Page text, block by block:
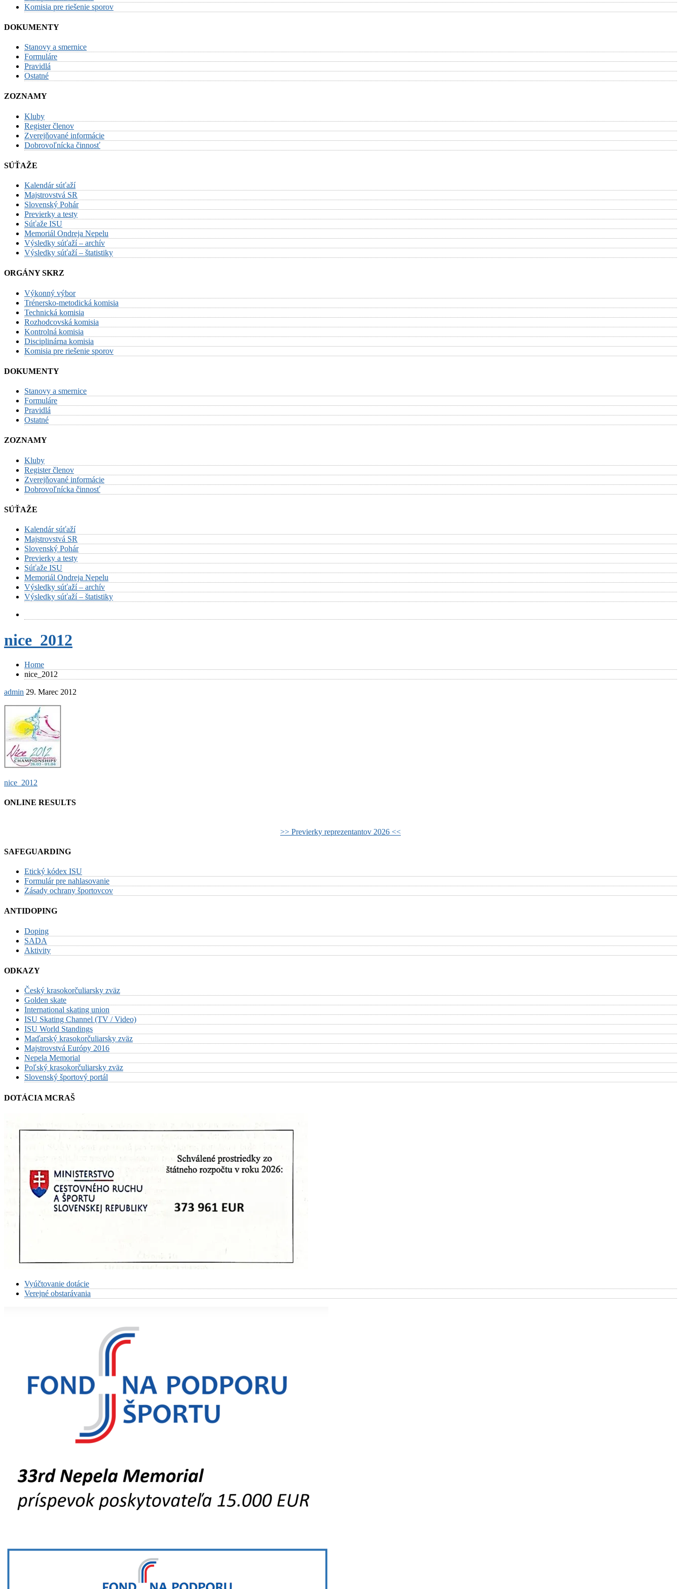
Komisia pre riešenie sporov
DOKUMENTY
Stanovy a smernice
Formuláre
Pravidlá
Ostatné
ZOZNAMY
Kluby
Register členov
Zverejňované informácie
Dobrovoľnícka činnosť
SÚŤAŽE
Kalendár súťaží
Majstrovstvá SR
Slovenský Pohár
Previerky a testy
Súťaže ISU
Memoriál Ondreja Nepelu
Výsledky súťaží – archív
Výsledky súťaží – štatistiky
ORGÁNY SKRZ
Výkonný výbor
Trénersko-metodická komisia
Technická komisia
Rozhodcovská komisia
Kontrolná komisia
Disciplinárna komisia
Komisia pre riešenie sporov
DOKUMENTY
Stanovy a smernice
Formuláre
Pravidlá
Ostatné
ZOZNAMY
Kluby
Register členov
Zverejňované informácie
Dobrovoľnícka činnosť
SÚŤAŽE
Kalendár súťaží
Majstrovstvá SR
Slovenský Pohár
Previerky a testy
Súťaže ISU
Memoriál Ondreja Nepelu
Výsledky súťaží – archív
Výsledky súťaží – štatistiky
nice_2012
Home
nice_2012
admin 29. Marec 2012
Post
navigation
nice_2012
ONLINE RESULTS
>> Previerky reprezentantov 2026 <<
SAFEGUARDING
Etický kódex ISU
Formulár pre nahlasovanie
Zásady ochrany športovcov
ANTIDOPING
Doping
SADA
Aktivity
ODKAZY
Český krasokorčuliarsky zväz
Golden skate
International skating union
ISU Skating Channel (TV / Video)
ISU World Standings
Maďarský krasokorčuliarsky zväz
Majstrovstvá Európy 2016
Nepela Memorial
Poľský krasokorčuliarsky zväz
Slovenský športový portál
DOTÁCIA MCRAŠ
Vyúčtovanie dotácie
Verejné obstarávania